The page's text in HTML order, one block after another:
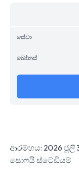
ආරම්භය: 2026 ජූලි
සොෆයි ස්ටේඩියම්